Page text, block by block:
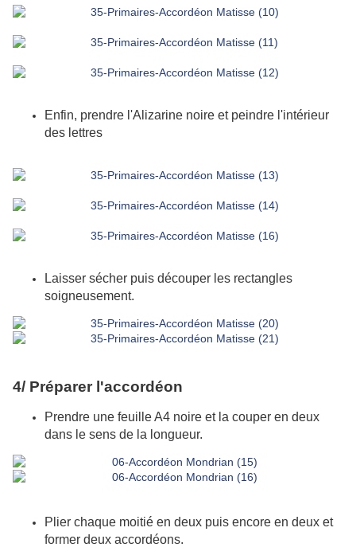
Enfin, prendre l'Alizarine noire et peindre l'intérieur
des lettres
Laisser sécher puis découper les rectangles
soigneusement.
4/ Préparer l'accordéon
Prendre une feuille A4 noire et la couper en deux
dans le sens de la longueur.
Plier chaque moitié en deux puis encore en deux et
former deux accordéons.